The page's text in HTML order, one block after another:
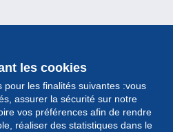
les cookies
pour les finalités suivantes :vous
assurer la sécurité sur notre
vos préférences afin de rendre
réaliser des statistiques dans le